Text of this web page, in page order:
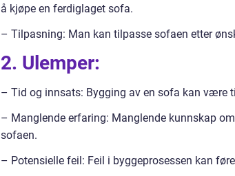
å kjøpe en ferdiglaget sofa.
– Tilpasning: Man kan tilpasse sofaen etter
2. Ulemper:
– Tid og innsats: Bygging av en sofa kan være
– Manglende erfaring: Manglende kunnskap
sofaen.
– Potensielle feil: Feil i byggeprosessen kan